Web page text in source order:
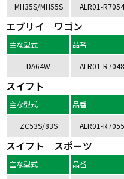
MH35S/MH55S ALR01-R7054
エブリイ ワゴン
主な型式 品番
DA64W ALR01-R7048
スイフト
主な型式 品番
ZC53S/83S ALR01-R7055
スイフト スポーツ
主な型式 品番